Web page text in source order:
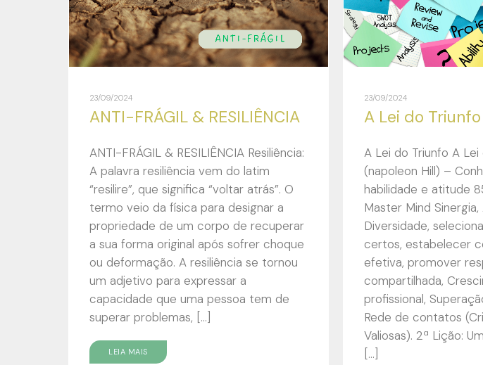
23/09/2024
ANTI-FRÁGIL & RESILIÊNCIA
ANTI-FRÁGIL & RESILIÊNCIA Resiliência:
A palavra resiliência vem do latim
“resilire”, que significa “voltar atrás”. O
termo veio da física para designar a
propriedade de um corpo de recuperar
a sua forma original após sofrer choque
ou deformação. A resiliência se tornou
um adjetivo para expressar a
capacidade que uma pessoa tem de
superar problemas, […]
LEIA MAIS
23/09/2024
A Lei do Triunfo
A Lei do Triunfo A Lei
(napoleon Hill) –
habilidade e atitude
Master Mind
Diversidade,
certos, estabelecer
efetiva, promover
compartilhada,
profissional,
Rede de contatos
Valiosas). 2ª Lição:
[…]